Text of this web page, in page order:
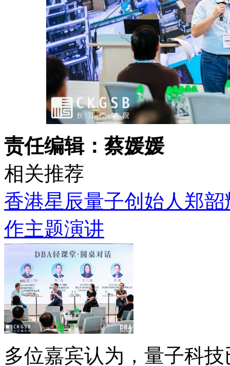
责任编辑：蔡媛媛
相关推荐
香港星辰量子创始人郑
作主题演讲
多位嘉宾认为，量子科